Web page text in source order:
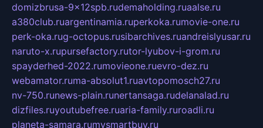
domizbrusa-9x12spb.rudemaholding.ruaalse.ru
a380club.ruargentinamia.ruperkoka.rumovie-one.ru
perk-oka.rug-octopus.rusibarchives.ruandreislyusar.ru
naruto-x.rupursefactory.rutor-lyubov-i-grom.ru
spayderhed-2022.rumovieone.ruevro-dez.ru
webamator.ruma-absolut1.ruavtopomosch27.ru
nv-750.runews-plain.runertansaga.rudelanalad.ru
dizfiles.ruyoutubefree.ruaria-family.ruroadli.ru
planeta-samara.rumysmartbuy.ru